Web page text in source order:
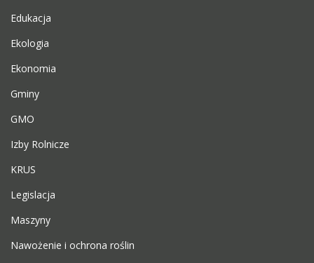
Edukacja
Ekologia
Ekonomia
Gminy
GMO
Izby Rolnicze
KRUS
Legislacja
Maszyny
Nawożenie i ochrona roślin